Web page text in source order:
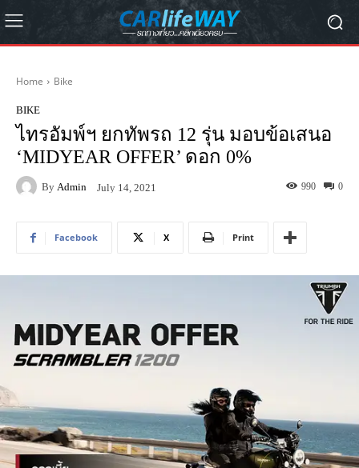
Home Bike
BIKE
ไทรอัมพ์ฯ ยกทัพรถ 12 รุ่น มอบข้อเสนอ
‘MIDYEAR OFFER’ ดอก 0%
By Admin July 14, 2021 0
990
Facebook X Print